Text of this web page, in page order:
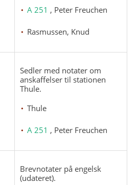
A 251 , Peter Freuchen
Rasmussen, Knud
Sedler med notater om
anskaffelser til stationen
Thule.
Thule
A 251 , Peter Freuchen
Brevnotater på engelsk
(udateret).